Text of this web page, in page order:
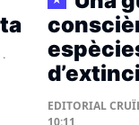
EDITORIAL
10:11